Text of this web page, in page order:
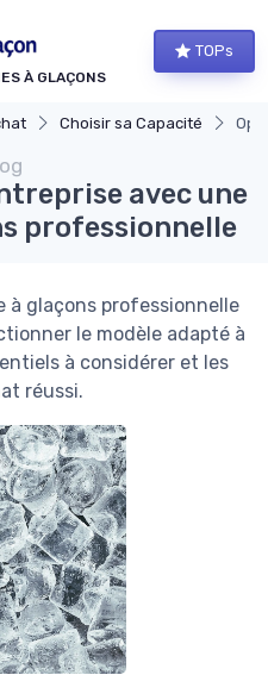
À GLAÇONS
TOPs
Choisir sa Capacité
avec une
professionnelle
à glaçons professionnelle
le modèle adapté à
à considérer et les
réussi.